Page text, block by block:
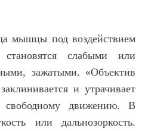
мышцы под воздействием
слабыми или
зажатыми. «Объектив
и утрачивает
движению. В
или дальнозоркость.